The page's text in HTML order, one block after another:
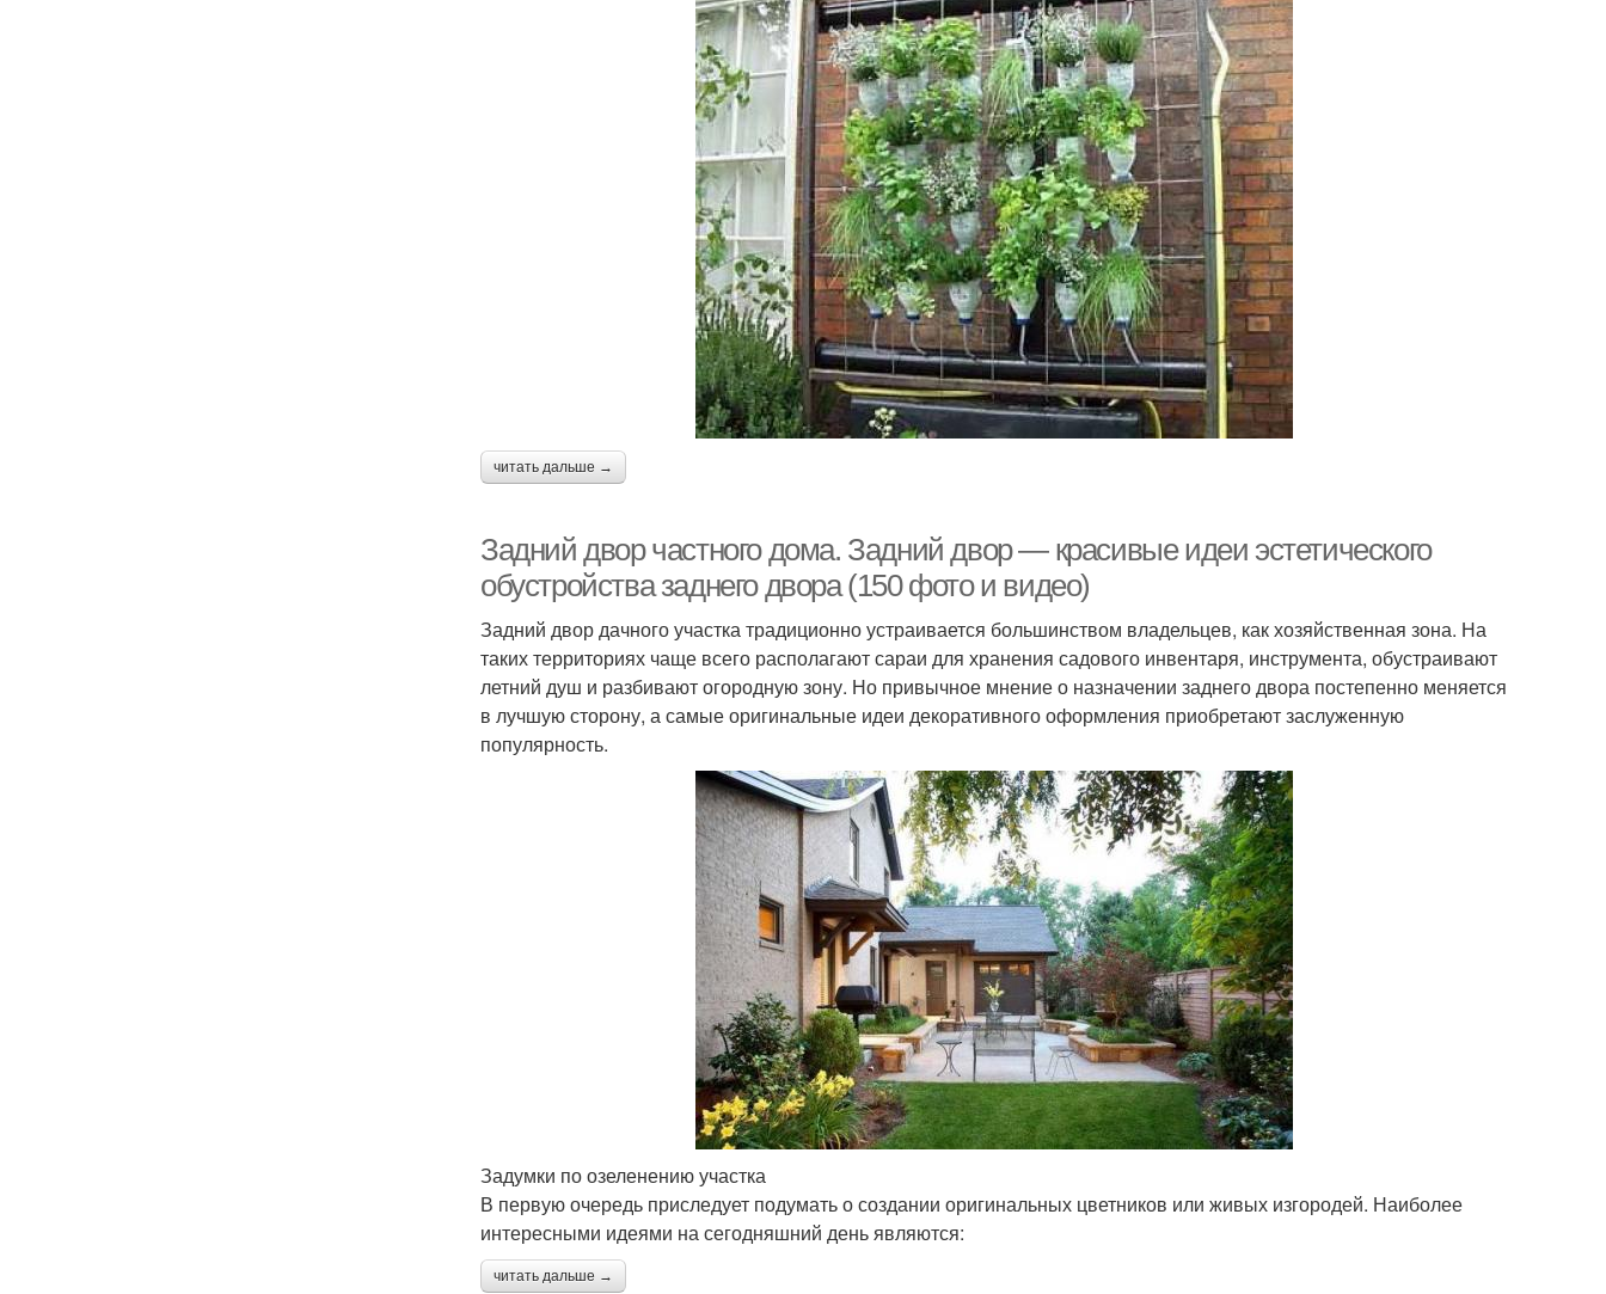
читать дальше →
Задний двор частного дома. Задний двор — красивые идеи эстетического
обустройства заднего двора (150 фото и видео)
Задний двор дачного участка традиционно устраивается большинством владельцев, как хозяйственная зона. На
таких территориях чаще всего располагают сараи для хранения садового инвентаря, инструмента, обустраивают
летний душ и разбивают огородную зону. Но привычное мнение о назначении заднего двора постепенно меняется
в лучшую сторону, а самые оригинальные идеи декоративного оформления приобретают заслуженную
популярность.
Задумки по озеленению участка
В первую очередь приследует подумать о создании оригинальных цветников или живых изгородей. Наиболее
интересными идеями на сегодняшний день являются:
читать дальше →